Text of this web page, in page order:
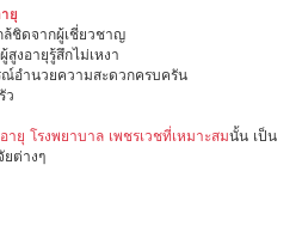
ยุ
ล้ชิดจากผู้เชี่ยวชาญ
งอายุรู้สึกไม่เหงา
อำนวยความสะดวกครบครัน
ว
ายุ โรงพยาบาล เพชรเวชที่เหมาะสมนั้น เป็น
ต่างๆ